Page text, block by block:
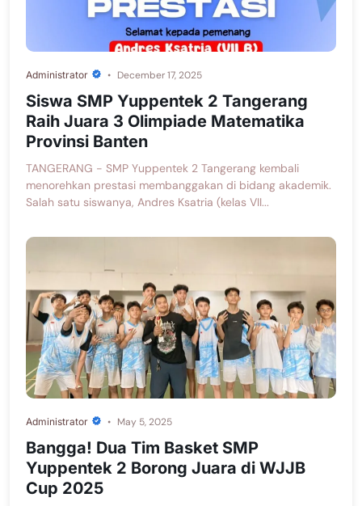
Administrator December 17, 2025
Siswa SMP Yuppentek 2 Tangerang
Raih Juara 3 Olimpiade Matematika
Provinsi Banten
TANGERANG - SMP Yuppentek 2 Tangerang kembali
menorehkan prestasi membanggakan di bidang akademik.
Salah satu siswanya, Andres Ksatria (kelas VII...
Administrator May 5, 2025
Bangga! Dua Tim Basket SMP
Yuppentek 2 Borong Juara di WJJB
Cup 2025